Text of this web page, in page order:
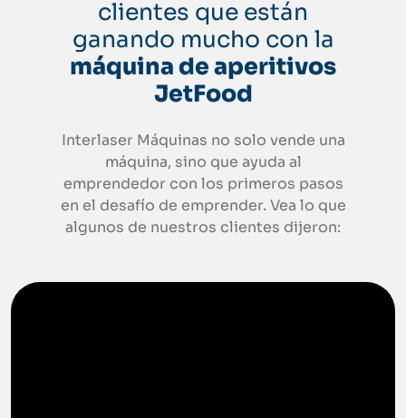
clientes que están
ganando mucho con la
máquina de aperitivos
JetFood
Interlaser Máquinas no solo vende una
máquina, sino que ayuda al
emprendedor con los primeros pasos
en el desafío de emprender. Vea lo que
algunos de nuestros clientes dijeron: